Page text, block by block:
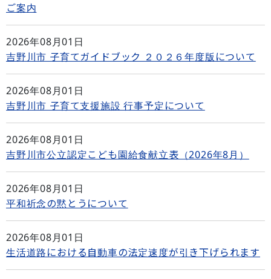
ご案内
2026年08月01日
吉野川市 子育てガイドブック ２０２６年度版について
2026年08月01日
吉野川市 子育て支援施設 行事予定について
2026年08月01日
吉野川市公立認定こども園給食献立表（2026年8月）
2026年08月01日
平和祈念の黙とうについて
2026年08月01日
生活道路における自動車の法定速度が引き下げられます